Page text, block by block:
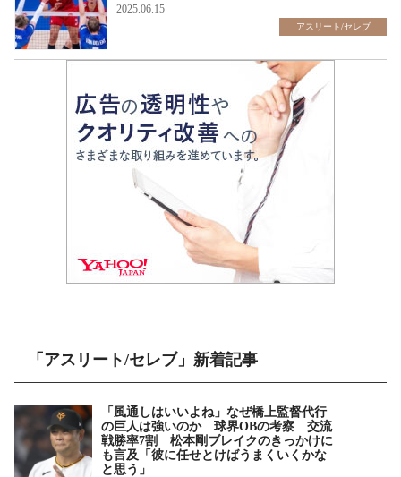
2025.06.15
アスリート/セレブ
「アスリート/セレブ」新着記事
「風通しはいいよね」なぜ橋上監督代行
の巨人は強いのか 球界OBの考察 交流
戦勝率7割 松本剛ブレイクのきっかけに
も言及「彼に任せとけばうまくいくかな
と思う」